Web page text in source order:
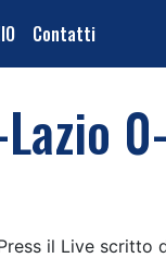
Contatti
il Live scritto